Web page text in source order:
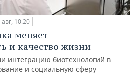
авг, 10:20
меняет
и качество жизни
интеграцию биотехнологий в
и социальную сферу